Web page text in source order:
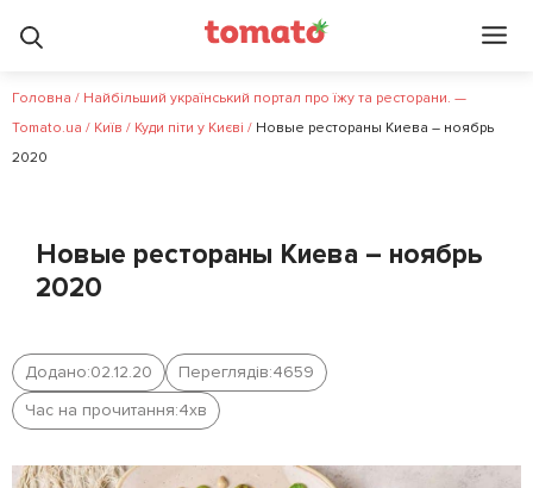
Головна / Найбільший український портал про їжу та ресторани. —
Tomato.ua / Київ / Куди піти у Києві / Новые рестораны Киева – ноябрь
2020
Новые рестораны Киева – ноябрь
2020
Додано:02.12.20 Переглядів:4659
Час на прочитання:4хв